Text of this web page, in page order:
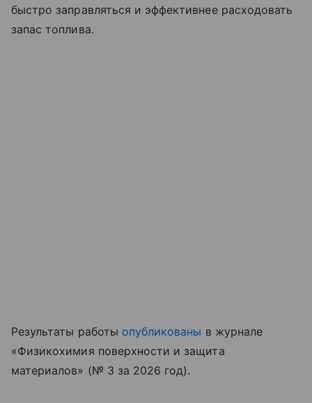
быстро заправляться и эффективнее расходовать
запас топлива.
Результаты работы опубликованы в журнале
«Физикохимия поверхности и защита
материалов» (№ 3 за 2026 год).